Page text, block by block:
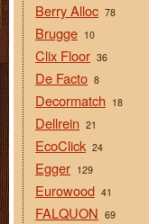
Berry Alloc 78
Brugge 10
Clix Floor 36
De Facto 8
Decormatch 18
Dellrein 21
EcoClick 24
Egger 129
Eurowood 41
FALQUON 69